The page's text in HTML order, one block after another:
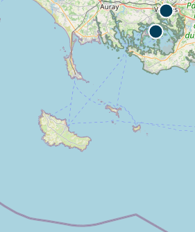
à faire dans les environs. La Loire-
etc.
sont proposés sur le site.
an escheat campsite located in
idea of renovating it and embark on
to help out.